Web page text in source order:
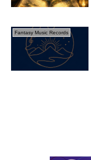
Fantasy Music Records